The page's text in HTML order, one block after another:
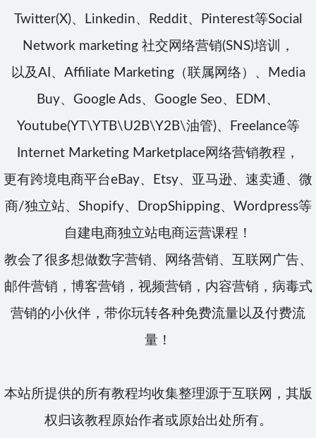
Twitter(X)、Linkedin、Reddit、Pinterest等Social
Network marketing 社交网络营销(SNS)培训，
以及AI、Affiliate Marketing（联属网络）、Media
Buy、Google Ads、Google Seo、EDM、
Youtube(YT\YTB\U2B\Y2B\油管)、Freelance等
Internet Marketing Marketplace网络营销教程，
更有跨境电商平台eBay、Etsy、亚马逊、速卖通、微
商/独立站、Shopify、DropShipping、Wordpress等
自建电商独立站电商运营课程！
教会了很多想做数字营销、网络营销、互联网广告、
邮件营销，博客营销，视频营销，内容营销，病毒式
营销的小伙伴，带你玩转各种免费流量以及付费流
量！
本站所提供的所有教程均收集整理源于互联网，其版
权归该教程原始作者或原始出处所有。